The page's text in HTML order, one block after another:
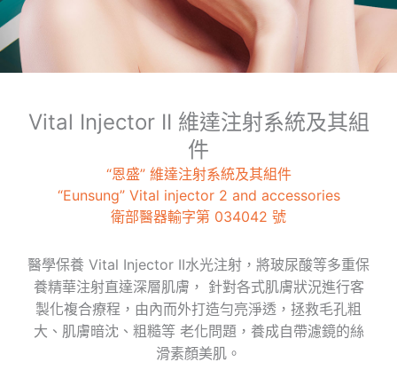
Vital Injector II 維達注射系統及其組
件
“恩盛” 維達注射系統及其組件
“Eunsung” Vital injector 2 and accessories
衛部醫器輸字第 034042 號
醫學保養 Vital Injector II水光注射，將玻尿酸等多重保
養精華注射直達深層肌膚， 針對各式肌膚狀況進行客
製化複合療程，由內而外打造勻亮淨透，拯救毛孔粗
大、肌膚暗沈、粗糙等 老化問題，養成自帶濾鏡的絲
滑素顏美肌。